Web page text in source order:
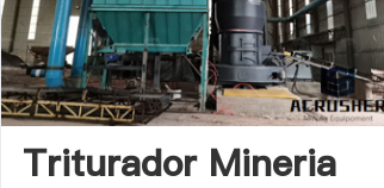
Triturador Mineria